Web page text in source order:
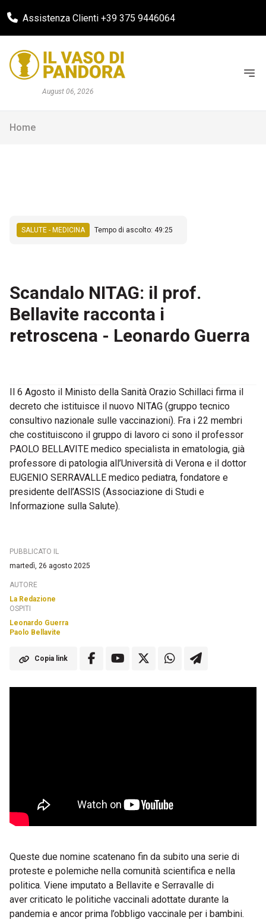
Assistenza Clienti +39 375 9446064
August 06, 2026
Home
SALUTE - MEDICINA Tempo di ascolto: 49:25
Scandalo NITAG: il prof.
Bellavite racconta i
retroscena - Leonardo Guerra
Il 6 Agosto il Ministo della Sanità Orazio Schillaci firma il
decreto che istituisce il nuovo NITAG (gruppo tecnico
consultivo nazionale sulle vaccinazioni). Fra i 22 membri
che costituiscono il gruppo di lavoro ci sono il professor
PAOLO BELLAVITE medico specialista in ematologia, già
professore di patologia all’Università di Verona e il dottor
EUGENIO SERRAVALLE medico pediatra, fondatore e
presidente dell’ASSIS (Associazione di Studi e
Informazione sulla Salute).
PUBBLICATO IL
martedì, 26 agosto 2025
AUTORE
La Redazione
OSPITI
Leonardo Guerra
Paolo Bellavite
Copia link
Queste due nomine scatenano fin da subito una serie di
proteste e polemiche nella comunità scientifica e nella
politica. Viene imputato a Bellavite e Serravalle di
aver criticato le politiche vaccinali adottate durante la
pandemia e ancor prima l’obbligo vaccinale per i bambini.